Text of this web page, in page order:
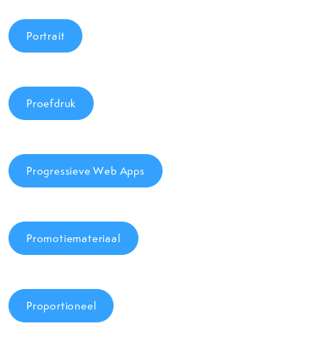
Portrait
Proefdruk
Progressieve Web Apps
Promotiemateriaal
Proportioneel